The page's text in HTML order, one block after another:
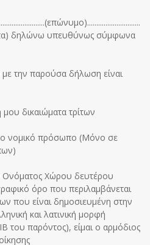
δηλώνω υπευθύνως σύμφωνα
την παρούσα δήλωση είναι
δικαιώματα τρίτων
νομικό πρόσωπο (Μόνο σε
Χώρου δευτέρου
όρο που περιλαμβάνεται
που είναι δημοσιευμένη στην
και λατινική μορφή
του παρόντος), είμαι ο αρμόδιος